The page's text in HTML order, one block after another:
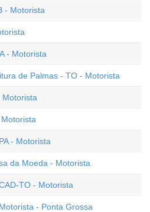
- Motorista
- Motorista
de Palmas - TO - Motorista
Motorista
- Motorista
da Moeda - Motorista
TO - Motorista
- Ponta Grossa